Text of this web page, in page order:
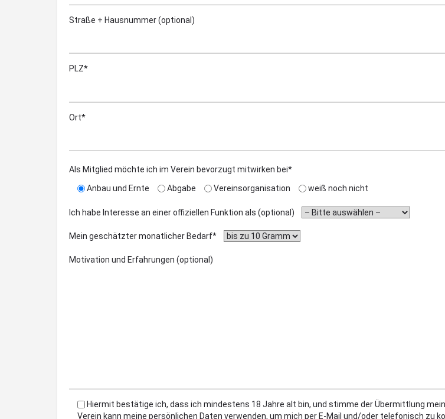
Straße + Hausnummer (optional)
PLZ*
Ort*
Als Mitglied möchte ich im Verein bevorzugt mitwirken bei*
Anbau und Ernte
Abgabe Vereinsorganisation weiß noch nicht
Ich habe Interesse an einer offiziellen Funktion als (optional)
Mein geschätzter monatlicher Bedarf*
Motivation und Erfahrungen (optional)
Hiermit bestätige ich, dass ich mindestens 18 Jahre alt bin, und stimme der Übermittlung
Verein kann meine persönlichen Daten verwenden, um mich per E-Mail und/oder telefonisch zu